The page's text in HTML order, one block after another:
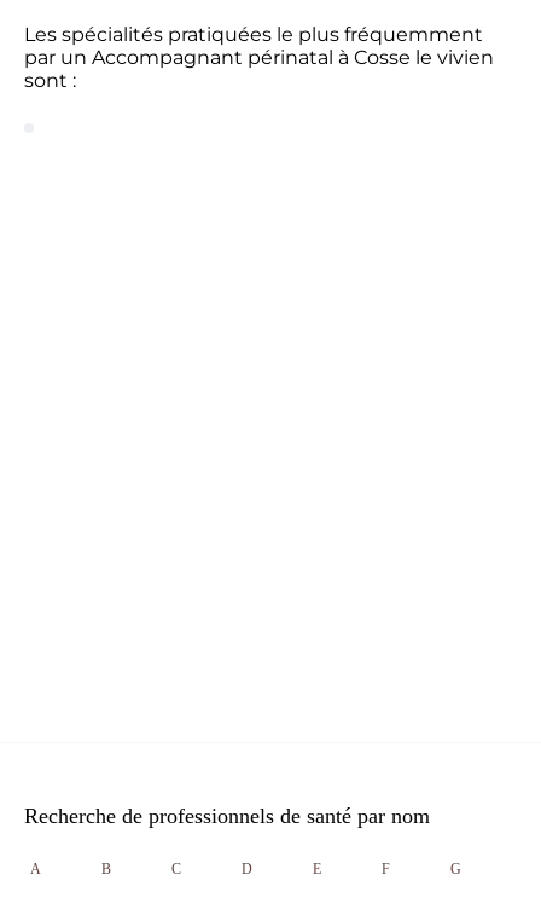
Les spécialités pratiquées le plus fréquemment
par un Accompagnant périnatal à Cosse le vivien
sont :
Recherche de professionnels de santé par nom
A B C D E F G